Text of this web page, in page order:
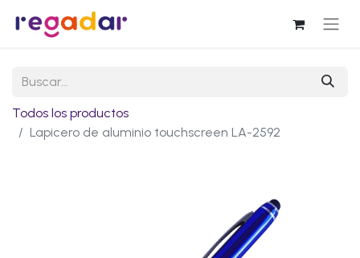
Todos los productos
Lapicero de aluminio touchscreen LA-2592